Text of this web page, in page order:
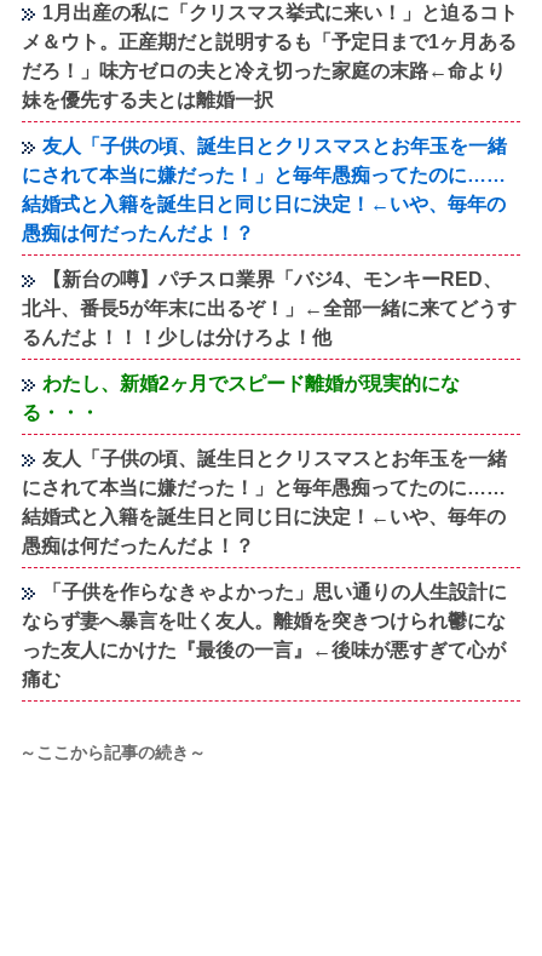
1月出産の私に「クリスマス挙式に来い！」と迫るコト
メ＆ウト。正産期だと説明するも「予定日まで1ヶ月ある
だろ！」味方ゼロの夫と冷え切った家庭の末路←命より
妹を優先する夫とは離婚一択
友人「子供の頃、誕生日とクリスマスとお年玉を一緒
にされて本当に嫌だった！」と毎年愚痴ってたのに……
結婚式と入籍を誕生日と同じ日に決定！←いや、毎年の
愚痴は何だったんだよ！？
【新台の噂】パチスロ業界「バジ4、モンキーRED、
北斗、番長5が年末に出るぞ！」←全部一緒に来てどうす
るんだよ！！！少しは分けろよ！他
わたし、新婚2ヶ月でスピード離婚が現実的にな
る・・・
友人「子供の頃、誕生日とクリスマスとお年玉を一緒
にされて本当に嫌だった！」と毎年愚痴ってたのに……
結婚式と入籍を誕生日と同じ日に決定！←いや、毎年の
愚痴は何だったんだよ！？
「子供を作らなきゃよかった」思い通りの人生設計に
ならず妻へ暴言を吐く友人。離婚を突きつけられ鬱にな
った友人にかけた『最後の一言』←後味が悪すぎて心が
痛む
～ここから記事の続き～